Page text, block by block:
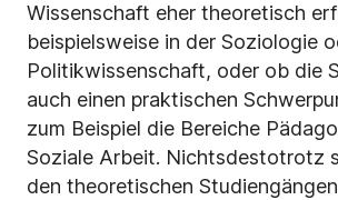
Wissenschaft eher theoretisch
beispielsweise in der Soziologie
Politikwissenschaft, oder ob die
auch einen praktischen
zum Beispiel die Bereiche
Soziale Arbeit. Nichtsdestotrotz
den theoretischen